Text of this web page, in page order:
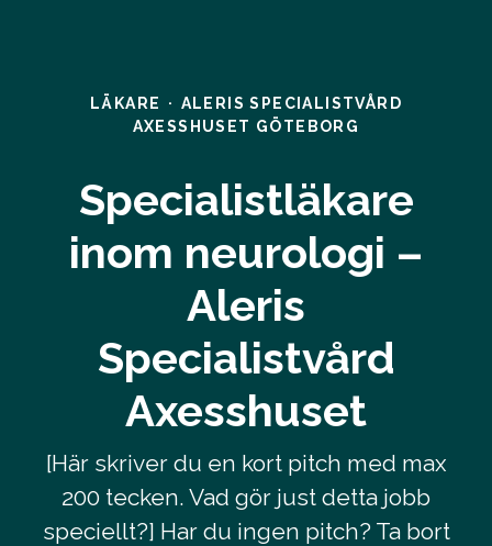
LÄKARE · ALERIS SPECIALISTVÅRD
AXESSHUSET GÖTEBORG
Specialistläkare
inom neurologi –
Aleris
Specialistvård
Axesshuset
[Här skriver du en kort pitch med max
200 tecken. Vad gör just detta jobb
speciellt?] Har du ingen pitch? Ta bort